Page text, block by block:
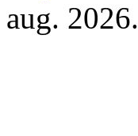
aug. 2026.